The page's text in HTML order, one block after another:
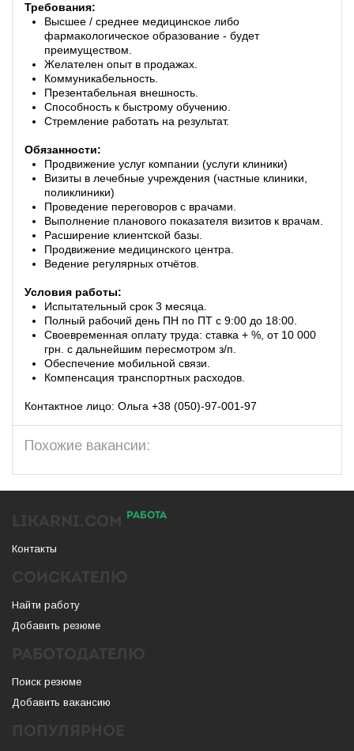
Требования:
Высшее / среднее медицинское либо
фармакологическое образование - будет
преимуществом.
Желателен опыт в продажах.
Коммуникабельность.
Презентабельная внешность.
Способность к быстрому обучению.
Стремление работать на результат.
Обязанности:
Продвижение услуг компании (услуги клиники)
Визиты в лечебные учреждения (частные клиники,
поликлиники)
Проведение переговоров с врачами.
Выполнение планового показателя визитов к врачам.
Расширение клиентской базы.
Продвижение медицинского центра.
Ведение регулярных отчётов.
Условия работы:
Испытательный срок 3 месяца.
Полный рабочий день ПН по ПТ с 9:00 до 18:00.
Своевременная оплату труда: ставка + %, от 10 000
грн. с дальнейшим пересмотром з/п.
Обеспечение мобильной связи.
Компенсация транспортных расходов.
Контактное лицо: Ольга +38 (050)-97-001-97
Похожие вакансии:
РАБОТА
Контакты
Найти работу
Добавить резюме
Поиск резюме
Добавить вакансию